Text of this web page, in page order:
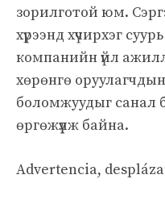
зорилготой юм.
хүрээнд хүчирхэг
компанийн үйл
хөрөнгө
боломжуудыг санал
өргөжүүлж байна.
Advertencia,